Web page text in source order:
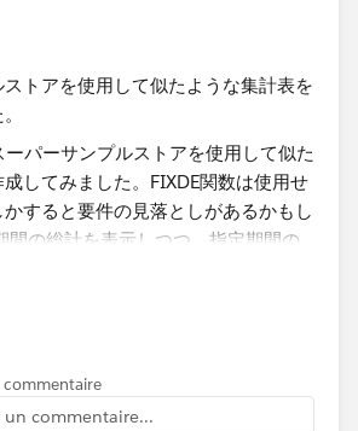
トアを使用して似たような集計表を
せずでしたのでもしかすると要件の見
しれません。
un commentaire...